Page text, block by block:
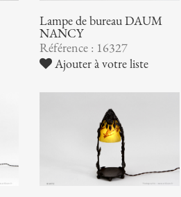
Lampe de bureau DAUM
NANCY
Référence : 16327
Ajouter à votre liste